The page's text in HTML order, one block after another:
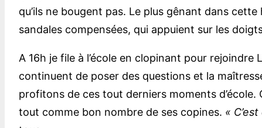
qu’ils ne bougent pas. Le plus gênant dans cette
sandales compensées, qui appuient sur les
A 16h je file à l’école en clopinant pour rejoindre
continuent de poser des questions et la
profitons de ces tout derniers moments
tout comme bon nombre de ses copines. «